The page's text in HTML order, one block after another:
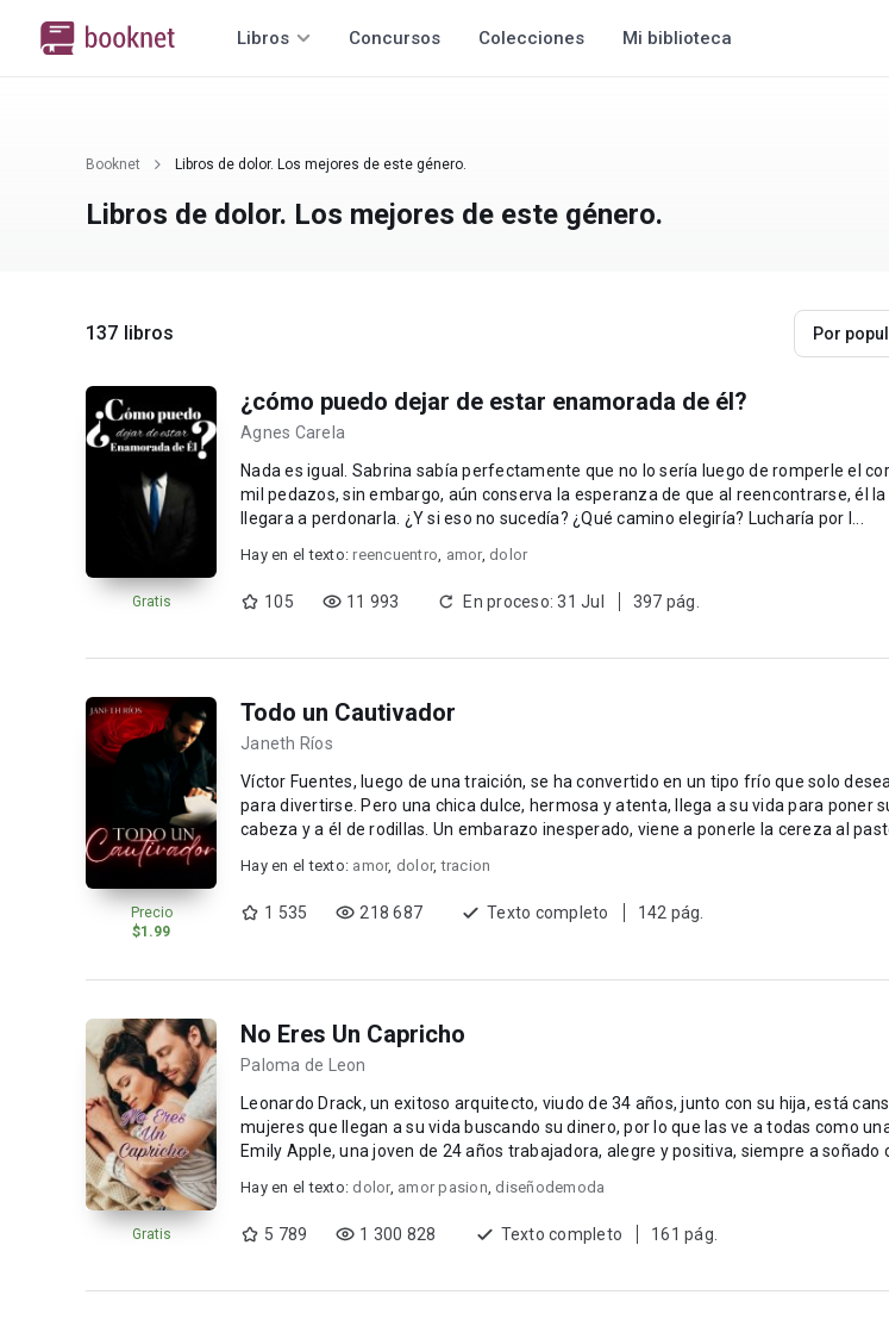
Libros Concursos Colecciones Mi biblioteca
Booknet Libros de dolor. Los mejores de este género.
Libros de dolor. Los mejores de este género.
137 libros Por
Gratis
¿cómo puedo dejar de estar enamorada de él?
Agnes Carela
Nada es igual. Sabrina sabía perfectamente que no lo sería luego de romperle el corazón a Noah en
mil pedazos, sin embargo, aún conserva la esperanza de que al reencontrarse, él
llegara a perdonarla. ¿Y si eso no sucedía? ¿Qué camino elegiría? Lucharía por l...
Hay en el texto:reencuentro, amor, dolor
105 11 993 En proceso: 31 Jul 397 pág.
Precio
$1.99
Todo un Cautivador
Janeth Ríos
Víctor Fuentes, luego de una traición, se ha convertido en un tipo frío que solo
para divertirse. Pero una chica dulce, hermosa y atenta, llega a su vida para poner su mundo de
cabeza y a él de rodillas. Un embarazo inesperado, viene a ponerle la cereza al
Hay en el texto: amor, dolor,tracion
1 535 218 687 Texto completo 142 pág.
Gratis
No Eres Un Capricho
Paloma de Leon
Leonardo Drack, un exitoso arquitecto, viudo de 34 años, junto con su hija, está
mujeres que llegan a su vida buscando su dinero, por lo que las ve a todas como
Emily Apple, una joven de 24 años trabajadora, alegre y positiva, siempre a soñado
Hay en el texto: dolor, amor pasion, diseñodemoda
5 789 1 300 828 Texto completo 161 pág.